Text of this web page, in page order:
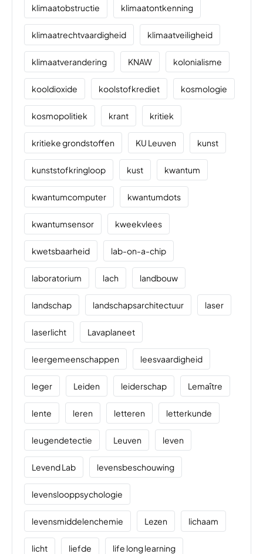
klimaatobstructie klimaatontkenning
klimaatrechtvaardigheid klimaatveiligheid
klimaatverandering KNAW kolonialisme
kooldioxide koolstofkrediet kosmologie
kosmopolitiek krant kritiek
kritieke grondstoffen KU Leuven kunst
kunststofkringloop kust kwantum
kwantumcomputer kwantumdots
kwantumsensor kweekvlees
kwetsbaarheid lab-on-a-chip
laboratorium lach landbouw
landschap landschapsarchitectuur laser
laserlicht Lavaplaneet
leergemeenschappen leesvaardigheid
leger Leiden leiderschap Lemaître
lente leren letteren letterkunde
leugendetectie Leuven leven
Levend Lab levensbeschouwing
levenslooppsychologie
levensmiddelenchemie Lezen lichaam
licht liefde life long learning